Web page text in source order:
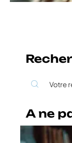
A ne